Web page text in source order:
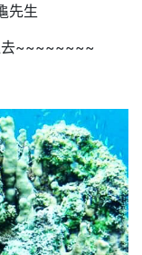
先生
去~~~~~~~~